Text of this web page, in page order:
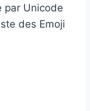
par Unicode
des Emoji